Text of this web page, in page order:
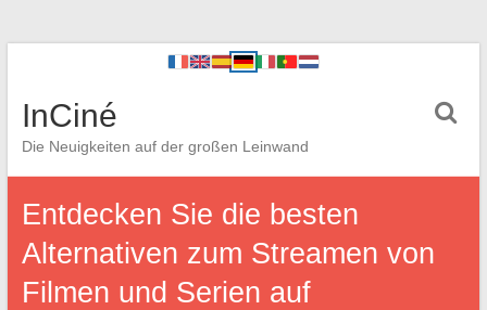
InCiné
Die Neuigkeiten auf der großen Leinwand
Entdecken Sie die besten
Alternativen zum Streamen von
Filmen und Serien auf